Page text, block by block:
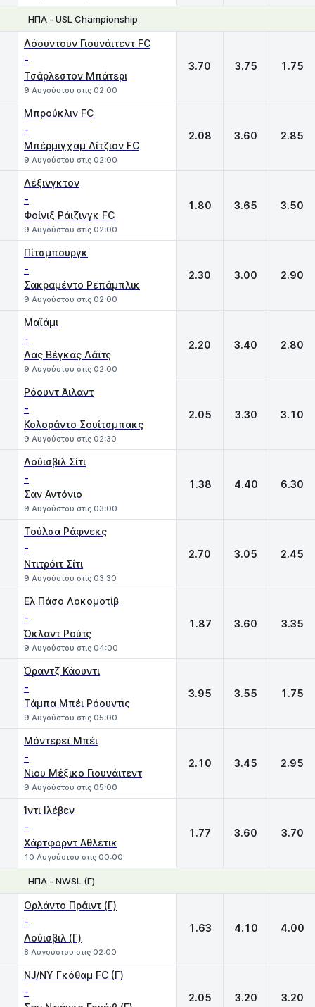
ΗΠΑ - USL Championship
Λόουντουν Γιουνάιτεντ FC
-
Τσάρλεστον Μπάτερι
9 Αυγούστου στις 02:00
3.70 3.75 1.75
Μπρούκλιν FC
-
Μπέρμιγχαμ Λίτζιον FC
9 Αυγούστου στις 02:00
2.08 3.60 2.85
Λέξινγκτον
-
Φοίνιξ Ράιζινγκ FC
9 Αυγούστου στις 02:00
1.80 3.65 3.50
Πίτσμπουργκ
-
Σακραμέντο Ρεπάμπλικ
9 Αυγούστου στις 02:00
2.30 3.00 2.90
Μαϊάμι
-
Λας Βέγκας Λάϊτς
9 Αυγούστου στις 02:00
2.20 3.40 2.80
Ρόουντ Άιλαντ
-
Κολοράντο Σουίτσμπακς
9 Αυγούστου στις 02:30
2.05 3.30 3.10
Λούισβιλ Σίτι
-
Σαν Αντόνιο
9 Αυγούστου στις 03:00
1.38 4.40 6.30
Τούλσα Ράφνεκς
-
Ντιτρόιτ Σίτι
9 Αυγούστου στις 03:30
2.70 3.05 2.45
Ελ Πάσο Λοκομοτίβ
-
Όκλαντ Ρούτς
9 Αυγούστου στις 04:00
1.87 3.60 3.35
Όραντζ Κάουντι
-
Τάμπα Μπέι Ρόουντις
9 Αυγούστου στις 05:00
3.95 3.55 1.75
Μόντερεϊ Μπέι
-
Νιου Μέξικο Γιουνάιτεντ
9 Αυγούστου στις 05:00
2.10 3.45 2.95
Ίντι Ιλέβεν
-
Χάρτφορντ Αθλέτικ
10 Αυγούστου στις 00:00
1.77 3.60 3.70
ΗΠΑ - NWSL (Γ)
Ορλάντο Πράιντ (Γ)
-
Λούισβιλ (Γ)
8 Αυγούστου στις 02:00
1.63 4.10 4.00
NJ/NY Γκόθαμ FC (Γ)
- 2.05 3.20 3.20